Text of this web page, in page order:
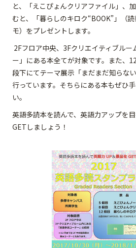
と、「えこぴょんクリアファイル」、
むと、「暮らしのキロク“BOOK”」（
モ）をプレゼントします。
2Fフロア中央、3Fクリエイティブル
ー」にある本全てが対象です。また、
段下にてテーマ展示「まだまだ知らな
行っています。そちらにある本もぜひ
い。
英語多読本を読んで、英語力アップを
GETしましょう！